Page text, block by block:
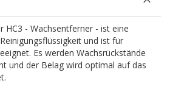
HC3 - Wachsentferner - ist eine
und ist für
Es werden Wachsrückstände
und der Belag wird optimal auf das